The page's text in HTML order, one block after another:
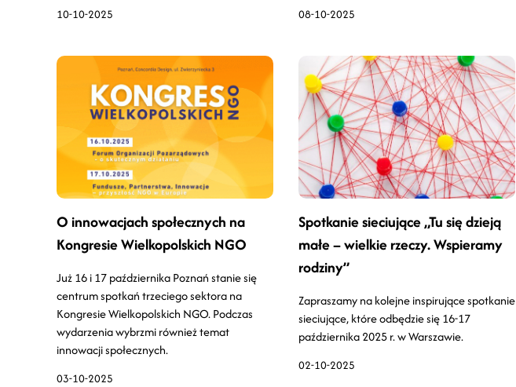
10-10-2025 08-10-2025
03-10-2025
O innowacjach społecznych na
Kongresie Wielkopolskich NGO
Już 16 i 17 października Poznań stanie się
centrum spotkań trzeciego sektora na
Kongresie Wielkopolskich NGO. Podczas
wydarzenia wybrzmi również temat
innowacji społecznych.
02-10-2025
Spotkanie sieciujące „Tu się dzieją
małe – wielkie rzeczy. Wspieramy
rodziny”
Zapraszamy na kolejne inspirujące spotkanie
sieciujące, które odbędzie się 16-17
października 2025 r. w Warszawie.